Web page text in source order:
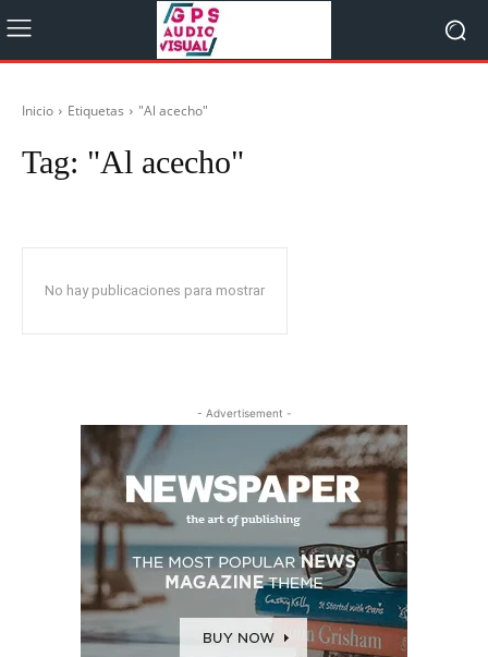
Inicio Etiquetas "Al acecho"
Tag: "Al acecho"
No hay publicaciones para mostrar
- Advertisement -